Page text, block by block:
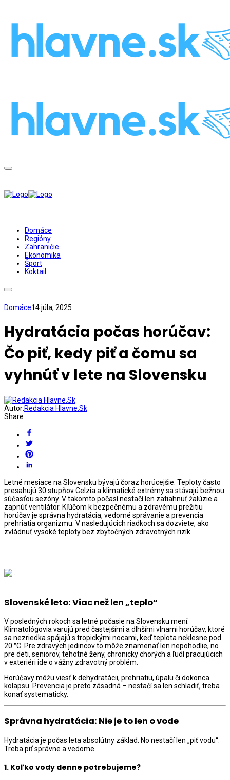
Domáce
Regióny
Zahraničie
Ekonomika
Šport
Koktail
Domáce14 júla, 2025
Hydratácia počas horúčav:
Čo piť, kedy piť a čomu sa
vyhnúť v lete na Slovensku
Autor:Redakcia Hlavne.Sk
Share
Letné mesiace na Slovensku bývajú čoraz horúcejšie. Teploty často
presahujú 30 stupňov Celzia a klimatické extrémy sa stávajú bežnou
súčasťou sezóny. V takomto počasí nestačí len zatiahnuť žalúzie a
zapnúť ventilátor. Kľúčom k bezpečnému a zdravému prežitiu
horúčav je správna hydratácia, vedomé správanie a prevencia
prehriatia organizmu. V nasledujúcich riadkoch sa dozviete, ako
zvládnuť vysoké teploty bez zbytočných zdravotných rizík.
Slovenské leto: Viac než len „teplo“
V posledných rokoch sa letné počasie na Slovensku mení.
Klimatológovia varujú pred častejšími a dlhšími vlnami horúčav, ktoré
sa nezriedka spájajú s tropickými nocami, keď teplota neklesne pod
20 °C. Pre zdravých jedincov to môže znamenať len nepohodlie, no
pre deti, seniorov, tehotné ženy, chronicky chorých a ľudí pracujúcich
v exteriéri ide o vážny zdravotný problém.
Horúčavy môžu viesť k dehydratácii, prehriatiu, úpalu či dokonca
kolapsu. Prevencia je preto zásadná – nestačí sa len schladiť, treba
konať systematicky.
Správna hydratácia: Nie je to len o vode
Hydratácia je počas leta absolútny základ. No nestačí len „piť vodu“.
Treba piť správne a vedome.
1. Koľko vody denne potrebujeme?